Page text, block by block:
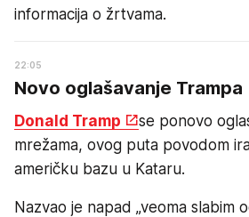
informacija o žrtvama.
22:05
Novo oglašavanje Trampa
Donald Tramp
se ponovo
mrežama, ovog puta povodom
američku bazu u Kataru.
Nazvao je napad „veoma slabim